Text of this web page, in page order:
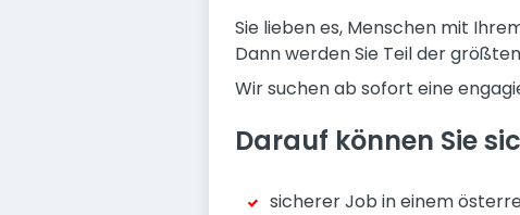
Sie lieben es, Menschen mit
Dann werden Sie Teil der
Wir suchen ab sofort eine
Darauf können Sie
sicherer Job in einem